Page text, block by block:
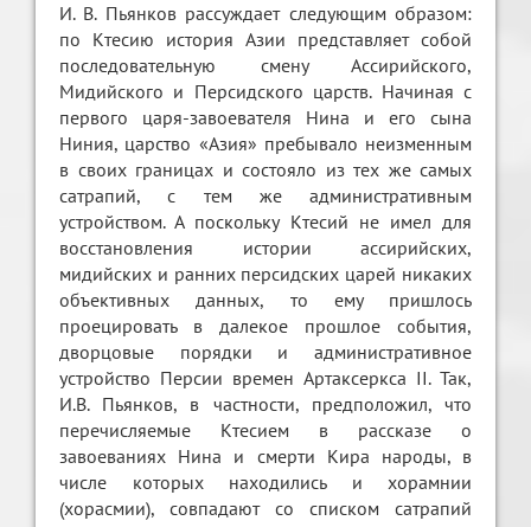
И. В. Пьянков рассуждает следующим образом:
по Ктесию история Азии представляет собой
последовательную смену Ассирийского,
Мидийского и Персидского царств. Начиная с
первого царя-завоевателя Нина и его сына
Ниния, царство «Азия» пребывало неизменным
в своих границах и состояло из тех же самых
сатрапий, с тем же административным
устройством. А поскольку Ктесий не имел для
восстановления истории ассирийских,
мидийских и ранних персидских царей никаких
объективных данных, то ему пришлось
проецировать в далекое прошлое события,
дворцовые порядки и административное
устройство Персии времен Артаксеркса II. Так,
И.В. Пьянков, в частности, предположил, что
перечисляемые Ктесием в рассказе о
завоеваниях Нина и смерти Кира народы, в
числе которых находились и хорамнии
(хорасмии), совпадают со списком сатрапий